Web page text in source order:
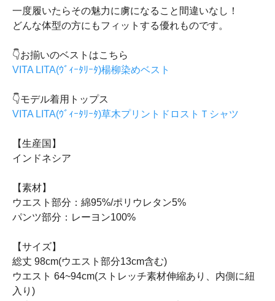
一度履いたらその魅力に虜になること間違いなし！
どんな体型の方にもフィットする優れものです。
👇お揃いのベストはこちら
VITA LITA(ｳﾞｨｰﾀﾘｰﾀ)楊柳染めベスト
👇モデル着用トップス
VITA LITA(ｳﾞｨｰﾀﾘｰﾀ)草木プリントドロストＴシャツ
【生産国】
インドネシア
【素材】
ウエスト部分：綿95%/ポリウレタン5%
パンツ部分：レーヨン100%
【サイズ】
総丈 98cm(ウエスト部分13cm含む)
ウエスト 64~94cm(ストレッチ素材伸縮あり、内側に紐
入り)